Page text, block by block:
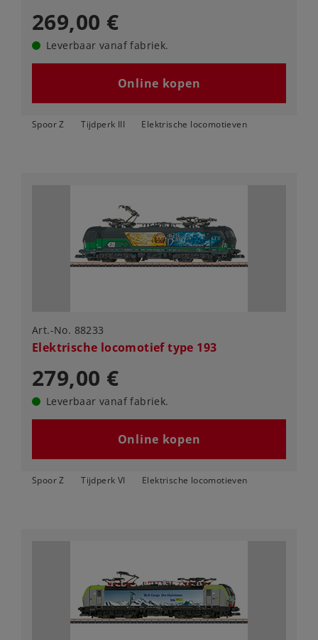
269,00 €
Leverbaar vanaf fabriek.
Online kopen
Spoor Z Tijdperk III Elektrische locomotieven
Art.-No. 88233
Elektrische locomotief type 193
279,00 €
Leverbaar vanaf fabriek.
Online kopen
Spoor Z Tijdperk VI Elektrische locomotieven